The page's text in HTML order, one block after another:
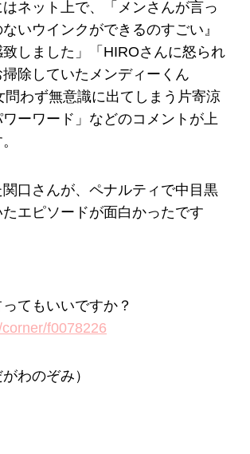
ネット上で、「メンさんが言っ
いウインクができるのすごい』
しました」「HIROさんに怒られ
除していたメンディーくん
問わず無意識に出てしまう片寄涼
ーワード」などのコメントが上
口さんが、ペナルティで中目黒
エピソードが面白かったです
てもいいですか？
f0078226
わのぞみ）